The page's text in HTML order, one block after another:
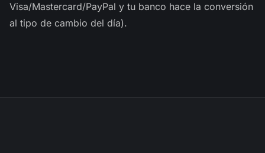
Visa/Mastercard/PayPal y tu banco hace la conversión
al tipo de cambio del día).